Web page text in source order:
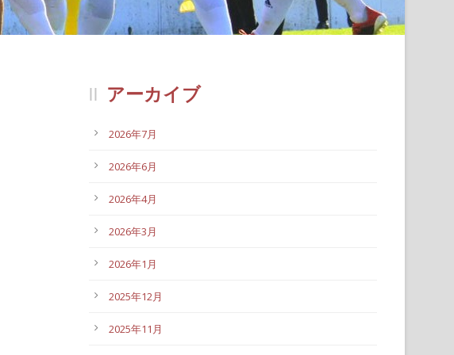
アーカイブ
2026年7月
2026年6月
2026年4月
2026年3月
2026年1月
2025年12月
2025年11月